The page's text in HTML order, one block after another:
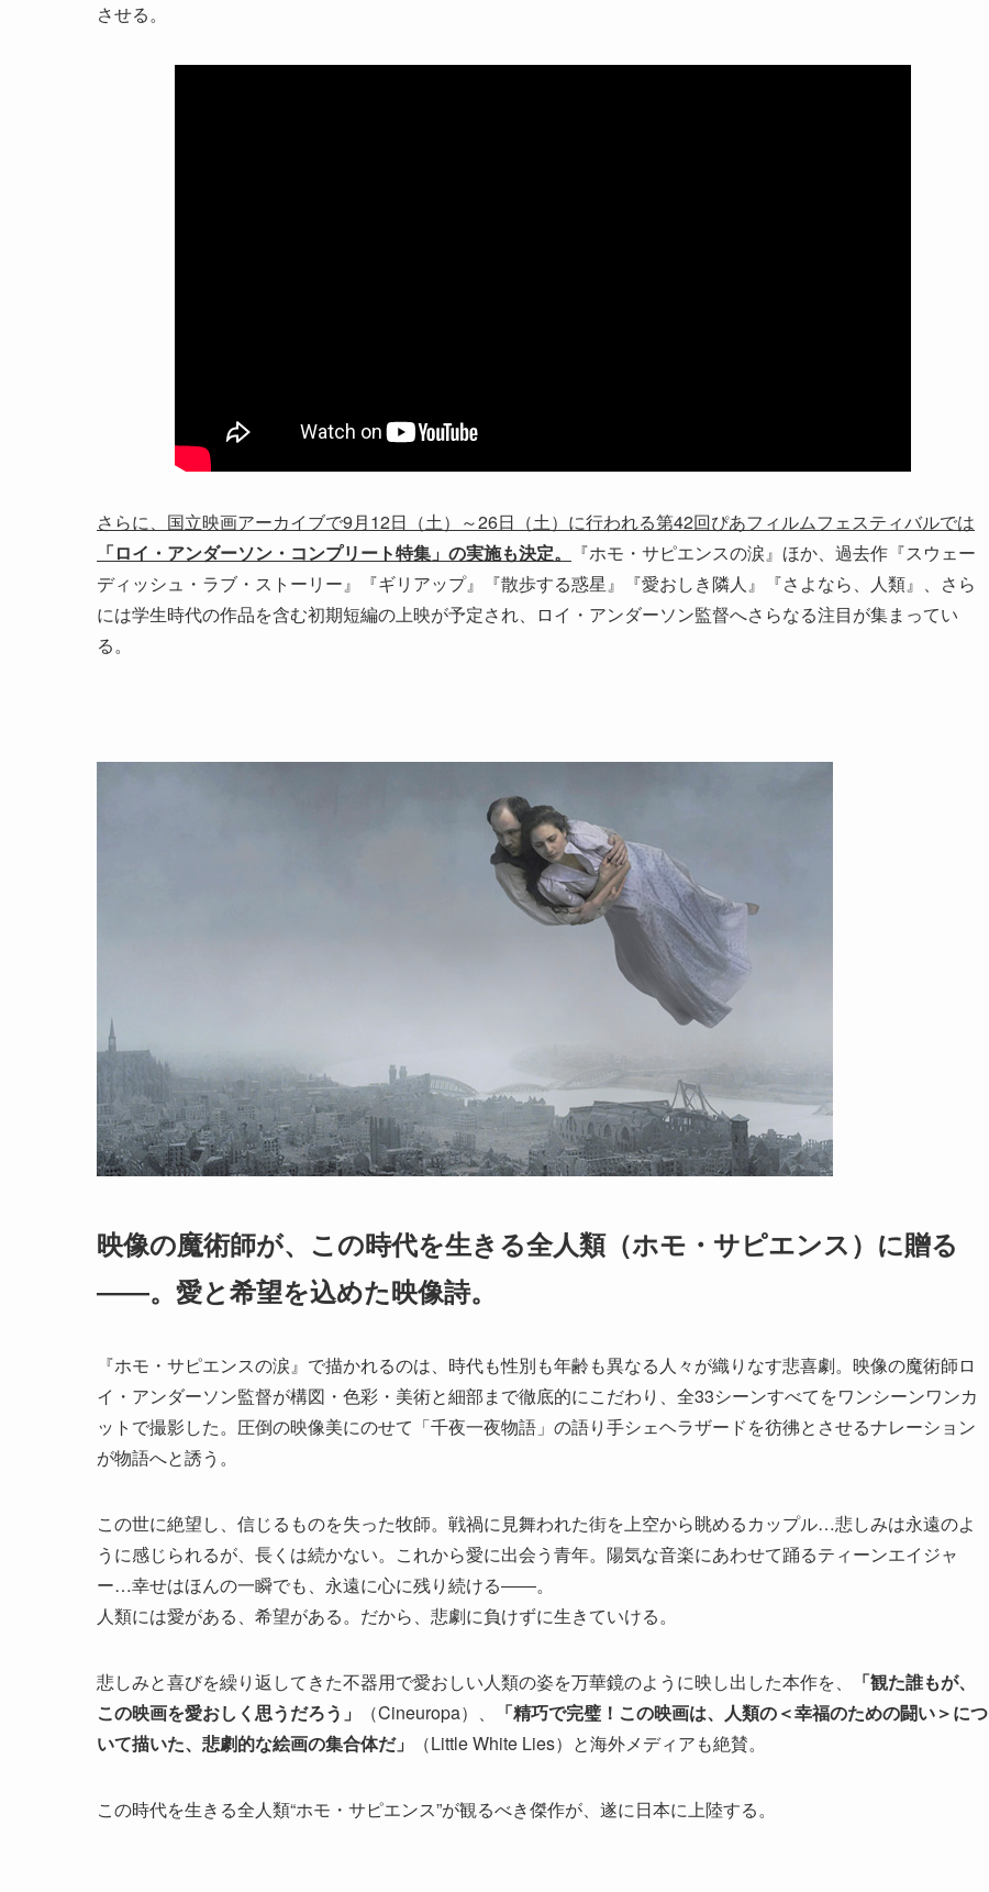
させる。
さらに、国立映画アーカイブで9月12日（土）～26日（土）に行われる第42回ぴあフィルムフェスティバルでは
「ロイ・アンダーソン・コンプリート特集」の実施も決定。
『ホモ・サピエンスの涙』ほか、過去作『スウェー
ディッシュ・ラブ・ストーリー』『ギリアップ』『散歩する惑星』『愛おしき隣人』『さよなら、人類』、さら
には学生時代の作品を含む初期短編の上映が予定され、ロイ・アンダーソン監督へさらなる注目が集まってい
る。
映像の魔術師が、この時代を生きる全人類（ホモ・サピエンス）に贈る
――。愛と希望を込めた映像詩。
『ホモ・サピエンスの涙』で描かれるのは、時代も性別も年齢も異なる人々が織りなす悲喜劇。映像の魔術師ロ
イ・アンダーソン監督が構図・色彩・美術と細部まで徹底的にこだわり、全33シーンすべてをワンシーンワンカ
ットで撮影した。圧倒の映像美にのせて「千夜一夜物語」の語り手シェヘラザードを彷彿とさせるナレーション
が物語へと誘う。
この世に絶望し、信じるものを失った牧師。戦禍に見舞われた街を上空から眺めるカップル…悲しみは永遠のよ
うに感じられるが、長くは続かない。これから愛に出会う青年。陽気な音楽にあわせて踊るティーンエイジャ
ー…幸せはほんの一瞬でも、永遠に心に残り続ける――。
人類には愛がある、希望がある。だから、悲劇に負けずに生きていける。
悲しみと喜びを繰り返してきた不器用で愛おしい人類の姿を万華鏡のように映し出した本作を、
「観た誰もが、
この映画を愛おしく思うだろう」
（Cineuropa）、
「精巧で完璧！この映画は、人類の＜幸福のための闘い＞につ
いて描いた、悲劇的な絵画の集合体だ」
（Little White Lies）と海外メディアも絶賛。
この時代を生きる全人類“ホモ・サピエンス”が観るべき傑作が、遂に日本に上陸する。